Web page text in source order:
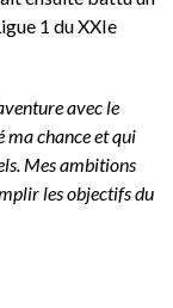
1 du XXIe
avec le
ma chance et qui
Mes ambitions
les objectifs du